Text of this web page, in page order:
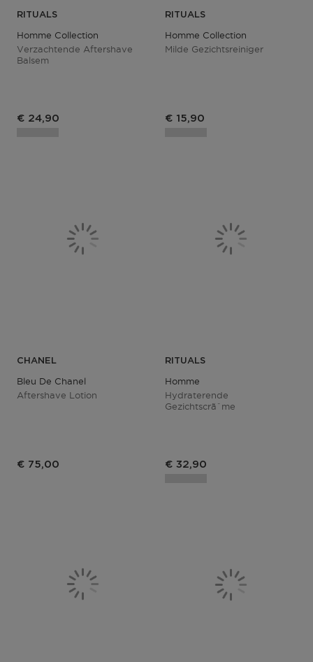
RITUALS
Homme Collection
Verzachtende Aftershave
Balsem
€ 24,90
RITUALS
Homme Collection
Milde Gezichtsreiniger
€ 15,90
CHANEL
Bleu De Chanel
Aftershave Lotion
€ 75,00
RITUALS
Homme
Hydraterende
Gezichtscrãˆme
€ 32,90